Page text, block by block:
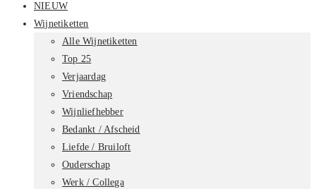
NIEUW
Wijnetiketten
Alle Wijnetiketten
Top 25
Verjaardag
Vriendschap
Wijnliefhebber
Bedankt / Afscheid
Liefde / Bruiloft
Ouderschap
Werk / Collega